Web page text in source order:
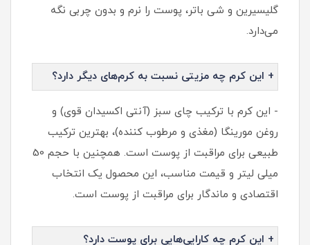
گلیسیرین و شی باتر، پوست را نرم و بدون چربی نگه
می‌دارد.
+ این کرم چه مزیتی نسبت به کرم‌های دیگر دارد؟
- این کرم با ترکیب چای سبز (آنتی اکسیدان قوی) و
روغن مورینگا (مغذی و مرطوب کننده)، بهترین ترکیب
طبیعی برای مراقبت از پوست است. همچنین با حجم 50
میلی لیتر و قیمت مناسب، این محصول یک انتخاب
اقتصادی و ماندگار برای مراقبت از پوست است.
+ این کرم چه کارایی‌هایی برای پوست دارد؟